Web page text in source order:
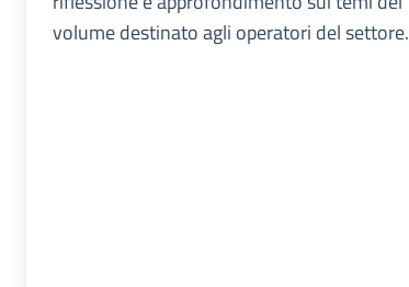
volume destinato agli operatori del settore.